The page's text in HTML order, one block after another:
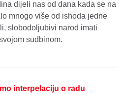
dijeli nas od dana kada se na
mnogo više od ishoda jedne
slobodoljubivi narod imati
sudbinom.
interpelaciju o radu